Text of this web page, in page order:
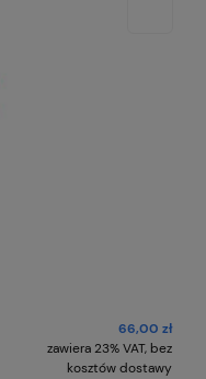
66,00 zł
zawiera 23% VAT, bez
kosztów dostawy